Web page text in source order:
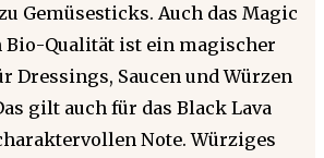
Gemüsesticks. Auch das Magic
Bio-Qualität ist ein magischer
Dressings, Saucen und Würzen
gilt auch für das Black Lava
Note. Würziges